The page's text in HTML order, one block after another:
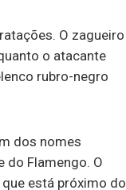
O zagueiro
o atacante
rubro-negro
dos nomes
do Flamengo. O
está próximo do